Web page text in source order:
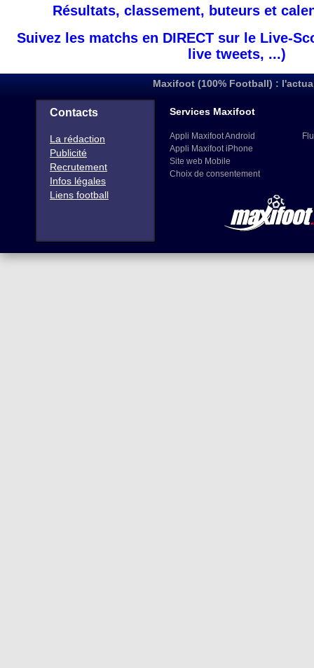
Résultats, classement, buteurs et
Suivez les matchs en DIRECT sur le Live-
live tweets, ...)
Maxifoot (100% Football) :
Contacts
La rédaction
Publicité
Recrutement
Infos légales
Liens football
Services Maxifoot
Appli Maxifoot Android
Appli Maxifoot iPhone
Site web Mobile
Choix de consentement